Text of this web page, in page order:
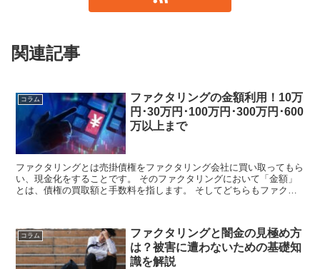
関連記事
コラム
ファクタリングの金額利用！10万
円･30万円･100万円･300万円･600
万以上まで
ファクタリングとは売掛債権をファクタリング会社に買い取ってもら
い、現金化をすることです。 そのファクタリングにおいて「金額」
とは、債権の買取額と手数料を指します。 そしてどちらもファクタ
コラム
ファクタリングと闇金の見極め方
は？被害に遭わないための基礎知
識を解説